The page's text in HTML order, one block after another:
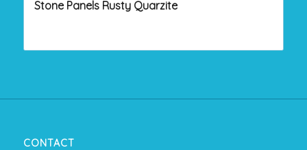
Stone Panels Rusty Quarzite
CONTACT